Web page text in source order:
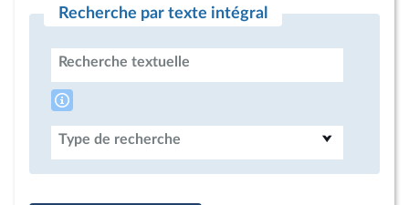
Recherche par texte intégral
Recherche textuelle
Type de recherche